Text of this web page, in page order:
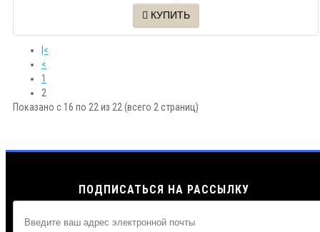
КУПИТЬ
|<
<
1
2
Показано с 16 по 22 из 22 (всего 2 страниц)
ПОДПИСАТЬСЯ НА РАССЫЛКУ